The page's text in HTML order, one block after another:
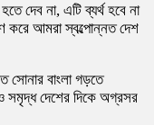
দেব না, এটি ব্যর্থ হবে না
করে আমরা স্বল্পোন্নত দেশ
সোনার বাংলা গড়তে
সমৃদ্ধ দেশের দিকে অগ্রসর